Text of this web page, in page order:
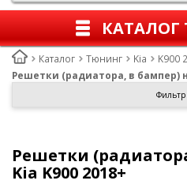
КАТАЛОГ
Каталог Тюнинг Kia
K900
Решетки (радиатора, в бампер)
Фильтр
Решетки
Kia K900 2018+